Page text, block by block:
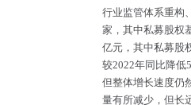
行业监管体系重构
家，其中私募股权
亿元，其中私募股
较2022年同比降低
但整体增长速度仍
量有所减少，但长